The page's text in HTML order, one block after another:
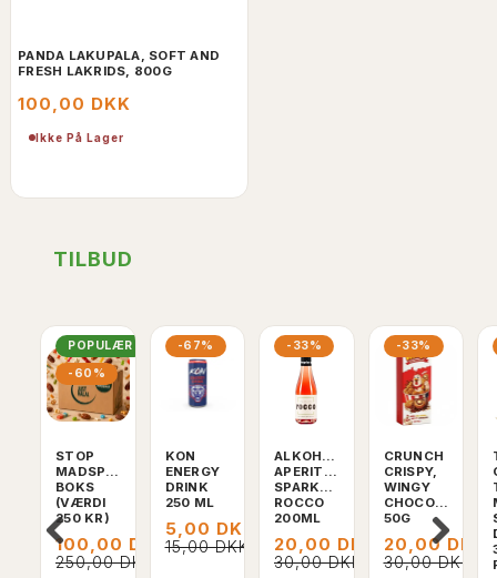
PANDA LAKUPALA, SOFT AND
FRESH LAKRIDS, 800G
100,00 DKK
Ikke På Lager
TILBUD
POPULÆR
-60%
STOP
MADSPILD
BOKS
(VÆRDI
250 KR)
100,00 DKK
250,00 DKK
-67%
KON
ENERGY
DRINK
250 ML
5,00 DKK
15,00 DKK
-33%
ALKOHOLFRI
APERITIF,
SPARKLING
ROCCO
200ML
20,00 DKK
30,00 DKK
-33%
CRUNCH
CRISPY,
WINGY
CHOCOLATE,
50G
20,00 DKK
30,00 DKK